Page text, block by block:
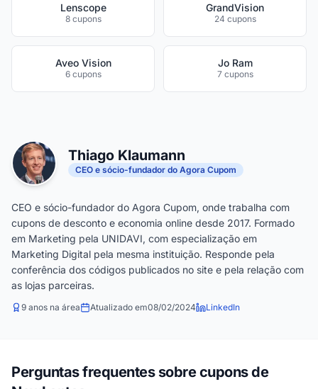
Lenscope
8 cupons
GrandVision
24 cupons
Aveo Vision
6 cupons
Jo Ram
7 cupons
Thiago Klaumann
CEO e sócio-fundador do Agora Cupom
CEO e sócio-fundador do Agora Cupom, onde trabalha com
cupons de desconto e economia online desde 2017. Formado
em Marketing pela UNIDAVI, com especialização em
Marketing Digital pela mesma instituição. Responde pela
conferência dos códigos publicados no site e pela relação com
as lojas parceiras.
9 anos na área Atualizado em08/02/2024 LinkedIn
Perguntas frequentes sobre cupons de